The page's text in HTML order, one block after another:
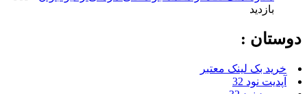
بازدید
دوستان :
خرید بک لینک معتبر
آپدیت نود 32